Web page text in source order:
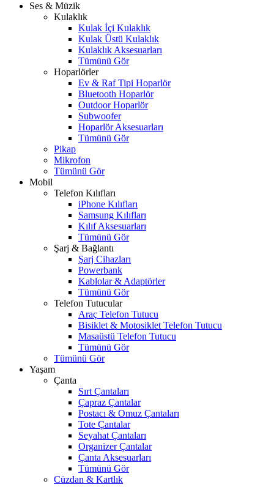
Ses & Müzik
Kulaklık
Kulak İçi Kulaklık
Kulak Üstü Kulaklık
Kulaklık Aksesuarları
Tümünü Gör
Hoparlörler
Ev & Raf Tipi Hoparlör
Bluetooth Hoparlör
Outdoor Hoparlör
Subwoofer
Hoparlör Aksesuarları
Tümünü Gör
Pikap
Mikrofon
Tümünü Gör
Mobil
Telefon Kılıfları
iPhone Kılıfları
Samsung Kılıfları
Kılıf Aksesuarları
Tümünü Gör
Şarj & Bağlantı
Şarj Cihazları
Powerbank
Kablolar & Adaptörler
Tümünü Gör
Telefon Tutucular
Araç Telefon Tutucu
Bisiklet & Motosiklet Telefon Tutucu
Masaüstü Telefon Tutucu
Tümünü Gör
Tümünü Gör
Yaşam
Çanta
Sırt Çantaları
Çapraz Çantalar
Postacı & Omuz Çantaları
Tote Çantalar
Seyahat Çantaları
Organizer Çantalar
Çanta Aksesuarları
Tümünü Gör
Cüzdan & Kartlık